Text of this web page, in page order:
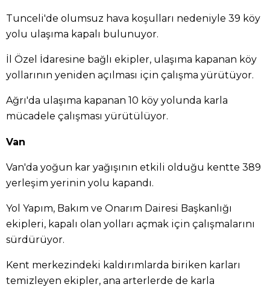
Tunceli'de olumsuz hava koşulları nedeniyle 39 köy
yolu ulaşıma kapalı bulunuyor.
İl Özel İdaresine bağlı ekipler, ulaşıma kapanan köy
yollarının yeniden açılması için çalışma yürütüyor.
Ağrı'da ulaşıma kapanan 10 köy yolunda karla
mücadele çalışması yürütülüyor.
Van
Van'da yoğun kar yağışının etkili olduğu kentte 389
yerleşim yerinin yolu kapandı.
Yol Yapım, Bakım ve Onarım Dairesi Başkanlığı
ekipleri, kapalı olan yolları açmak için çalışmalarını
sürdürüyor.
Kent merkezindeki kaldırımlarda biriken karları
temizleyen ekipler, ana arterlerde de karla